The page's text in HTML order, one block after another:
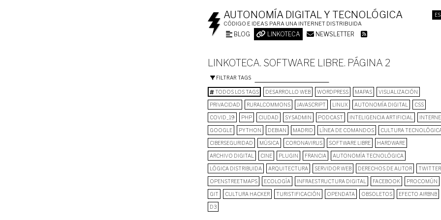
ES
AUTONOMÍA DIGITAL Y TECNOLÓGICA
CÓDIGO E IDEAS PARA UNA INTERNET DISTRIBUIDA
BLOG LINKOTECA NEWSLETTER
LINKOTECA. SOFTWARE LIBRE. PÁGINA 2
FILTRAR TAGS
TODOS LOS TAGS DESARROLLO WEB WORDPRESS MAPAS VISUALIZACIÓN
PRIVACIDAD RURALCOMMONS JAVASCRIPT LINUX AUTONOMÍA DIGITAL CSS
COVID_19 PHP CIUDAD SYSADMIN PODCAST INTELIGENCIA ARTIFICIAL
GOOGLE PYTHON DEBIAN MADRID LÍNEA DE COMANDOS CULTURA
CIBERSEGURIDAD MÚSICA CORONAVIRUS SOFTWARE LIBRE HARDWARE
ARCHIVO DIGITAL CINE PLUGIN FRANCIA AUTONOMÍA TECNOLÓGICA
LÓGICA DISTRIBUIDA ARQUITECTURA SERVIDOR WEB DERECHOS DE AUTOR TWITTER
OPENSTREETMAPS ECOLOGÍA INFRAESTRUCTURA DIGITAL FACEBOOK PROCOMÚN
GIT CULTURA HACKER TURISTIFICACIÓN OPENDATA OBSOLETOS EFECTO AIRBNB
D3